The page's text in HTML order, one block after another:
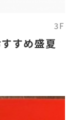
3F
すめ盛夏